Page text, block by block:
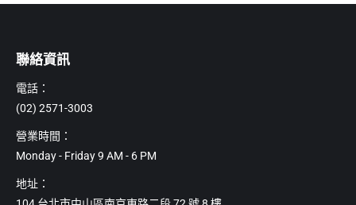
聯絡資訊
電話：
(02) 2571-3003
營業時間：
Monday - Friday 9 AM - 6 PM
地址：